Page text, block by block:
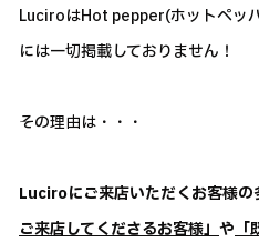
LuciroはHot pepper(ホットペッ
には一切掲載しておりません！
その理由は・・・
Luciroにご来店いただくお客様の
ご来店してくださるお客様」 や